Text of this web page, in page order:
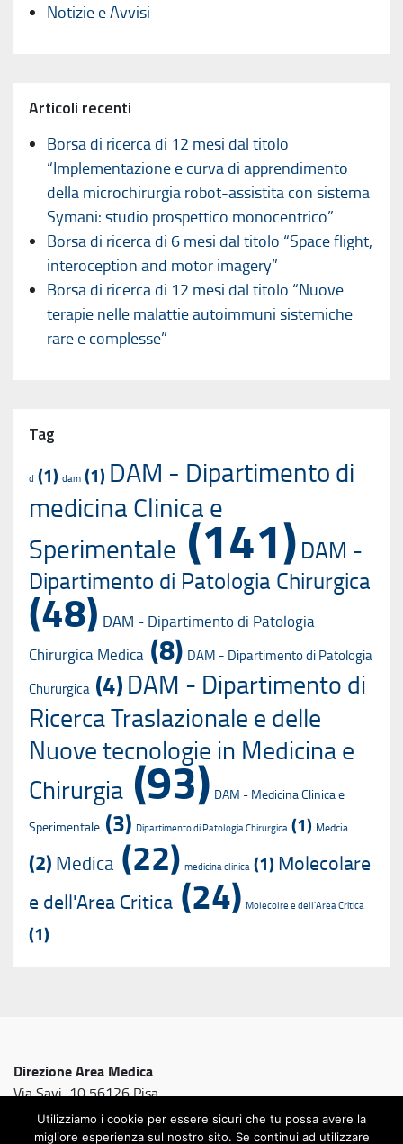
Notizie e Avvisi
Articoli recenti
Borsa di ricerca di 12 mesi dal titolo
“Implementazione e curva di apprendimento
della microchirurgia robot-assistita con sistema
Symani: studio prospettico monocentrico”
Borsa di ricerca di 6 mesi dal titolo “Space flight,
interoception and motor imagery”
Borsa di ricerca di 12 mesi dal titolo “Nuove
terapie nelle malattie autoimmuni sistemiche
rare e complesse”
Tag
d (1) dam (1) DAM - Dipartimento di
medicina Clinica e
Sperimentale(141) DAM -
Dipartimento di Patologia Chirurgica
(48) DAM - Dipartimento di Patologia
Chirurgica Medica (8) DAM - Dipartimento di Patologia
Chururgica (4)DAM - Dipartimento di
Ricerca Traslazionale e delle
Nuove tecnologie in Medicina e
Chirurgia(93) DAM - Medicina Clinica e
Sperimentale (3) Dipartimento di Patologia Chirurgica (1) Medcia
(2) Medica (22) medicina clinica (1)Molecolare
e dell'Area Critica (24) Molecolre e dell'Area Critica
(1)
Direzione Area Medica
Via Savi, 10 56126 Pisa
Utilizziamo i cookie per essere sicuri che tu possa avere la
migliore esperienza sul nostro sito. Se continui ad utilizzare